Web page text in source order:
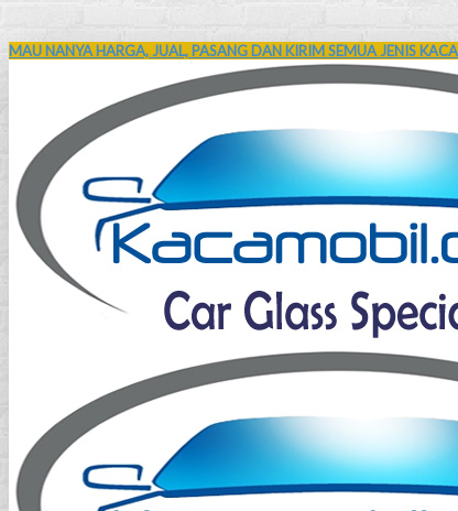
MAU NANYA HARGA, JUAL, PASANG DAN KIRIM SEMUA JENIS